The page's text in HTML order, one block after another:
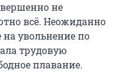
не
всё. Неожиданно
на увольнение по
трудовую
плавание.